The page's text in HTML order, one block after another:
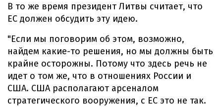
В то же время президент Литвы считает, что
ЕС должен обсудить эту идею.
"Если мы поговорим об этом, возможно,
найдем какие-то решения, но мы должны быть
крайне осторожны. Потому что здесь речь не
идет о том же, что в отношениях России и
США. США располагают арсеналом
стратегического вооружения, с ЕС это не так.